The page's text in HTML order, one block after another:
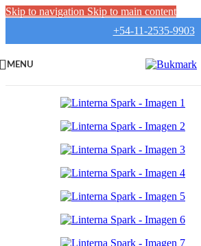
Skip to navigation Skip to main content
+54-11-2535-9903
MENU